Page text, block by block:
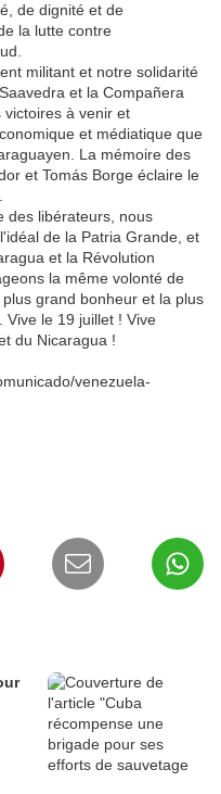
de dignité et de
la lutte contre
militant et notre solidarité
et la Compañera
victoires à venir et
et médiatique que
La mémoire des
et Tomás Borge éclaire le
des libérateurs, nous
de la Patria Grande, et
et la Révolution
la même volonté de
grand bonheur et la plus
le 19 juillet ! Vive
du Nicaragua !
venezuela-